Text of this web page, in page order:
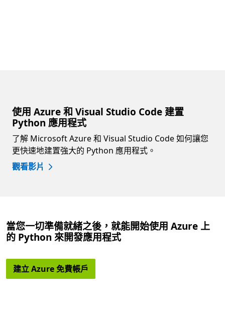
使用 Azure 和 Visual Studio Code 建置
Python 應用程式
了解 Microsoft Azure 和 Visual Studio Code 如何讓您
更快速地建置強大的 Python 應用程式。
觀看影片
當您一切準備就緒之後，就能開始使用 Azure 上
的 Python 來開發應用程式
建立 Azure 免費帳戶